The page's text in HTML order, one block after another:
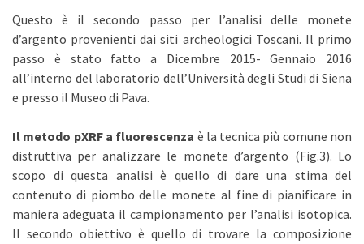
Questo è il secondo passo per l’analisi delle monete
d’argento provenienti dai siti archeologici Toscani. Il primo
passo è stato fatto a Dicembre 2015- Gennaio 2016
all’interno del laboratorio dell’Università degli Studi di Siena
e presso il Museo di Pava.
Il metodo pXRF a fluorescenza è la tecnica più comune non
distruttiva per analizzare le monete d’argento (Fig.3). Lo
scopo di questa analisi è quello di dare una stima del
contenuto di piombo delle monete al fine di pianificare in
maniera adeguata il campionamento per l’analisi isotopica.
Il secondo obiettivo è quello di trovare la composizione